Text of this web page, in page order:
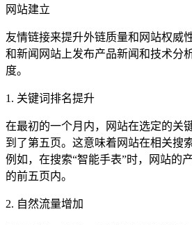
网站建立
友情链接来提升外链质量和网站权威
和新闻网站上发布产品新闻和技术分
度。
1. 关键词排名提升
在最初的一个月内，网站在选定的关
到了第五页。这意味着网站在相关搜
例如，在搜索“智能手表”时，网站的
的前五页内。
2. 自然流量增加